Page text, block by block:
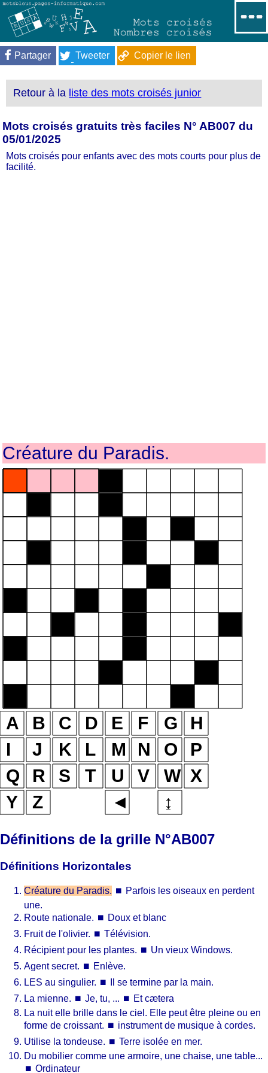
Partager Tweeter Copier le lien
Retour à la liste des mots croisés junior
Mots croisés gratuits très faciles N° AB007 du
05/01/2025
Mots croisés pour enfants avec des mots courts pour plus de
facilité.
Créature du Paradis.
Définitions de la grille N°AB007
Définitions Horizontales
Créature du Paradis. ⏹ Parfois les oiseaux en perdent
une.
Route nationale. ⏹ Doux et blanc
Fruit de l'olivier. ⏹ Télévision.
Récipient pour les plantes. ⏹ Un vieux Windows.
Agent secret. ⏹ Enlève.
LES au singulier. ⏹
Il se termine par la main.
La mienne. ⏹ Je, tu, ... ⏹ Et cætera
La nuit elle brille dans le ciel. Elle peut être pleine ou en
forme de croissant. ⏹ instrument de musique à cordes.
Utilise la tondeuse. ⏹ Terre isolée en mer.
Du mobilier comme une armoire, une chaise, une table...
⏹ Ordinateur